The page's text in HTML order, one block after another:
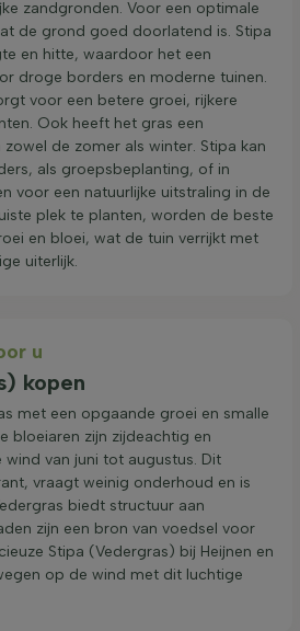
zandgronden. Voor een optimale
de grond goed doorlatend is. Stipa
en hitte, waardoor het een
droge borders en moderne tuinen.
voor een betere groei, rijkere
Ook heeft het gras een
de zomer als winter. Stipa kan
als groepsbeplanting, of in
voor een natuurlijke uitstraling in de
plek te planten, worden de beste
en bloei, wat de tuin verrijkt met
uiterlijk.
u
kopen
met een opgaande groei en smalle
bloeiaren zijn zijdeachtig en
van juni tot augustus. Dit
vraagt weinig onderhoud en is
biedt structuur aan
zijn een bron van voedsel voor
Stipa (Vedergras) bij Heijnen en
op de wind met dit luchtige